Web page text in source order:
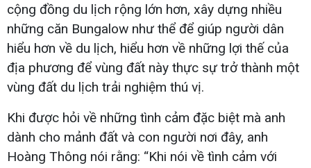
cộng đồng du lịch rộng lớn hơn, xây dựng nhiều
những căn Bungalow như thể để giúp người dân
hiểu hơn về du lịch, hiểu hơn về những lợi thế của
địa phương để vùng đất này thực sự trở thành một
vùng đất du lịch trải nghiệm thú vị.
Khi được hỏi về những tình cảm đặc biệt mà anh
dành cho mảnh đất và con người nơi đây, anh
Hoàng Thông nói rằng: “Khi nói về tình cảm với